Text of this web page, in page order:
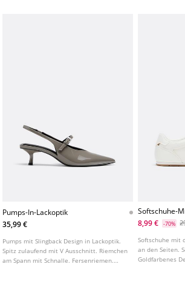
Pumps-In-Lackoptik
35,99 €
Pumps mit Slingback Design in Lackoptik.
Spitz zulaufend mit V Ausschnitt. Riemchen
am Spann mit Schnalle. Fersenriemen.
Softschuhe-
8,99 €
-70%
Softschuhe mit
an den Seiten.
Goldfarbenes